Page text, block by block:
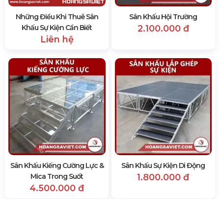
Những Điều Khi Thuê Sân
Khấu Sự Kiện Cần Biết
Liên hệ
Sân Khấu Hội Trường
2.100.000 đ
Sân Khấu Kiếng Cường Lực &
Mica Trong Suốt
4.500.000 đ
Sân Khấu Sự Kiện Di Động
1.800.000 đ